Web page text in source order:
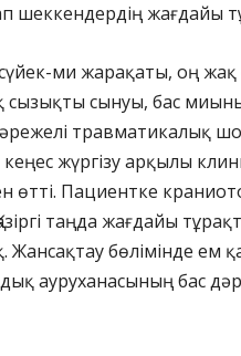
шеккендердің жағдайы
ми жарақаты, оң жақ
сынуы, бас
травматикалық
жүргізу арқылы
өтті. Пациентке
таңда жағдайы
Жансақтау бөлімінде ем
ауруханасының бас